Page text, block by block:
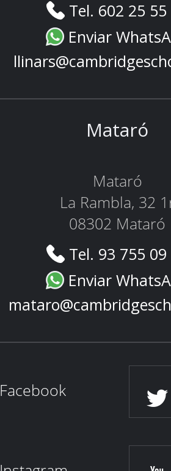
Tel. 602 25
Enviar
Mataró
Mataró
La Rambla, 32
08302 Mataró
Tel. 93 755
Enviar
Facebook